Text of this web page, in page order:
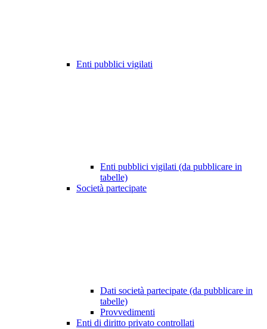
Enti pubblici vigilati
Enti pubblici vigilati (da pubblicare in
tabelle)
Società partecipate
Dati società partecipate (da pubblicare in
tabelle)
Provvedimenti
Enti di diritto privato controllati